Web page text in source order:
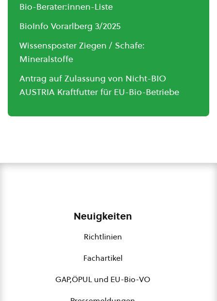
Bio-Berater:innen-Liste
BioInfo Vorarlberg 3/2025
Wissensposter Ziegen / Schafe:
Mineralstoffe
Antrag auf Zulassung von Nicht-BIO
AUSTRIA Kraftfutter für EU-Bio-Betriebe
Neuigkeiten
Richtlinien
Fachartikel
GAP,ÖPUL und EU-Bio-VO